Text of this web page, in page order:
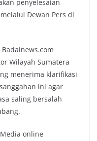
penyelesaian
Dewan Pers di
Wilayah Sumatera
menerima klarifikasi
ini agar
saling bersalah
online